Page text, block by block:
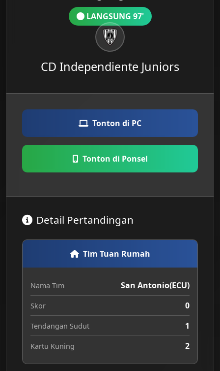
LANGSUNG 97'
CD Independiente Juniors
Tonton di PC
Tonton di Ponsel
Detail Pertandingan
Tim Tuan Rumah
Nama Tim San Antonio(ECU)
Skor 0
Tendangan Sudut 1
Kartu Kuning 2